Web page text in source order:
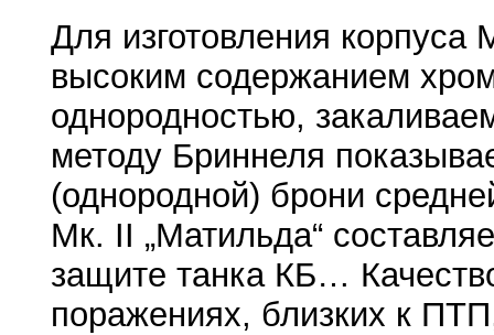
Для изготовления
высоким содержанием
однородностью,
методу Бриннеля
(однородной) брони
Мк. II „Матильда“
защите танка КБ…
поражениях, близких к